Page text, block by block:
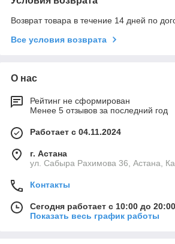
Возврат товара в течение 14 дней по
Все условия возврата
О нас
Рейтинг не сформирован
Менее 5 отзывов за последний год
Работает с 04.11.2024
г. Астана
ул. Сабыра Рахимова 36, Астана,
Контакты
Сегодня работает с 10:00 до 20:00
Показать весь график работы